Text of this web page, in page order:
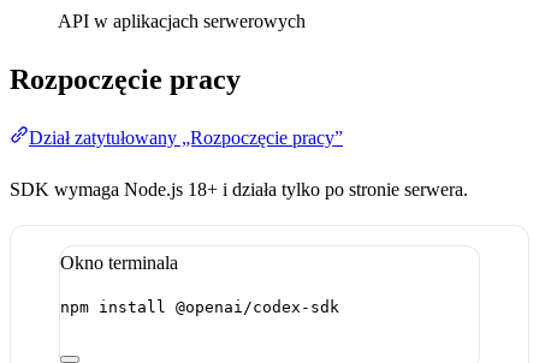
API w aplikacjach serwerowych
Rozpoczęcie pracy
Dział zatytułowany „Rozpoczęcie pracy”
SDK wymaga Node.js 18+ i działa tylko po stronie serwera.
Okno terminala
npm install @openai/codex-sdk